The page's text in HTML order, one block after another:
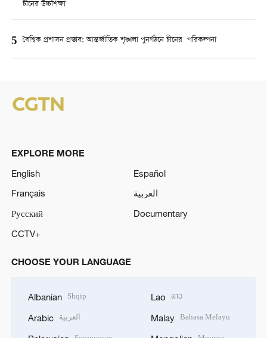
চীনের উচ্চশিক্ষা
5 বৈশ্বিক প্রশাসন প্রস্তাব: আন্তর্জাতিক শৃঙ্খলা পুনর্গঠনে চীনের পরিকল্পনা
EXPLORE MORE
English
Español
Français
العربية
Русский
Documentary
CCTV+
CHOOSE YOUR LANGUAGE
Albanian Shqip
Arabic العربية
Lao ລາວ
Malay Bahasa Melayu